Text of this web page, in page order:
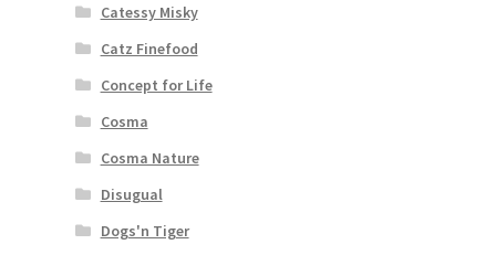
Catessy Misky
Catz Finefood
Concept for Life
Cosma
Cosma Nature
Disugual
Dogs'n Tiger